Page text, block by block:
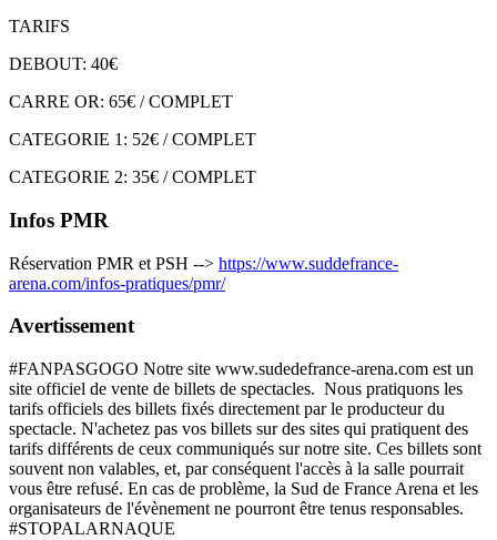
TARIFS
DEBOUT: 40€
CARRE OR: 65€ / COMPLET
CATEGORIE 1: 52€ / COMPLET
CATEGORIE 2: 35€ / COMPLET
Infos PMR
Réservation PMR et PSH --> https://www.suddefrance-
arena.com/infos-pratiques/pmr/
Avertissement
#FANPASGOGO Notre site www.sudedefrance-arena.com est un
site officiel de vente de billets de spectacles. Nous pratiquons les
tarifs officiels des billets fixés directement par le producteur du
spectacle. N'achetez pas vos billets sur des sites qui pratiquent des
tarifs différents de ceux communiqués sur notre site. Ces billets sont
souvent non valables, et, par conséquent l'accès à la salle pourrait
vous être refusé. En cas de problème, la Sud de France Arena et les
organisateurs de l'évènement ne pourront être tenus responsables.
#STOPALARNAQUE